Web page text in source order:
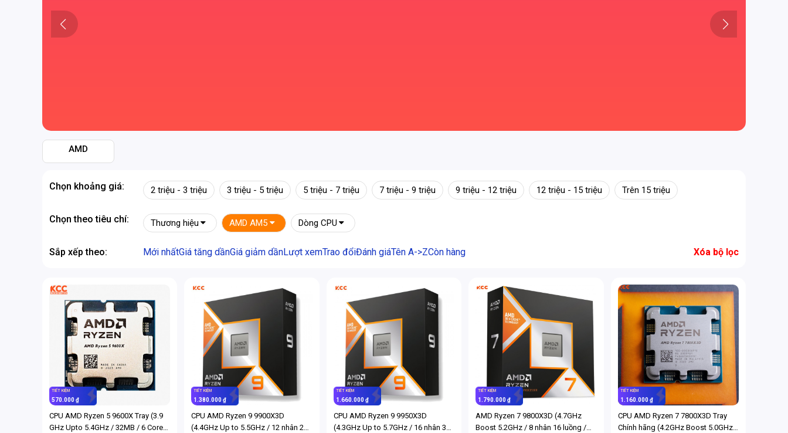
AMD
Chọn khoảng giá: 2 triệu - 3 triệu 3 triệu - 5 triệu 5 triệu - 7 triệu 7 triệu - 9 triệu 9 triệu - 12 triệu 12 triệu - 15 triệu Trên 15 triệu
Chọn theo tiêu chí: Thương hiệu AMD AM5 Dòng CPU
Sắp xếp theo: Mới nhấtGiá tăng dầnGiá giảm dầnLượt xemTrao đổiĐánh giáTên A->ZCòn hàng Xóa bộ lọc
TIẾT KIỆM
570.000 ₫
CPU AMD Ryzen 5 9600X Tray (3.9
GHz Upto 5.4GHz / 32MB / 6 Cores,
TIẾT KIỆM
1.380.000 ₫
CPU AMD Ryzen 9 9900X3D
(4.4GHz Up to 5.5GHz / 12 nhân 24
TIẾT KIỆM
1.660.000 ₫
CPU AMD Ryzen 9 9950X3D
(4.3GHz Up to 5.7GHz / 16 nhân 32
TIẾT KIỆM
1.790.000 ₫
AMD Ryzen 7 9800X3D (4.7GHz
Boost 5.2GHz / 8 nhân 16 luồng /
TIẾT KIỆM
1.160.000 ₫
CPU AMD Ryzen 7 7800X3D Tray
Chính hãng (4.2GHz Boost 5.0GHz /